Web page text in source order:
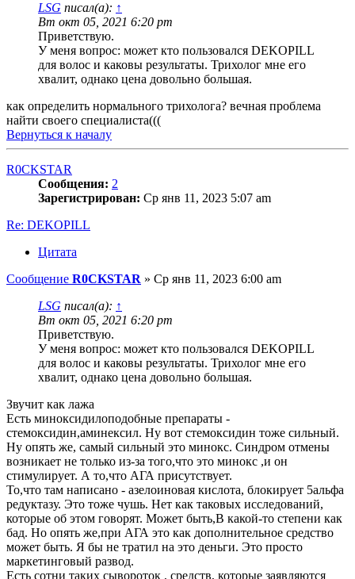
LSG писал(а): ↑
Вт окт 05, 2021 6:20 pm
Приветствую.
У меня вопрос: может кто пользовался DEKOPILL
для волос и каковы результаты. Трихолог мне его
хвалит, однако цена довольно большая.
как определить нормального трихолога? вечная проблема
найти своего специалиста(((
Вернуться к началу
R0CKSTAR
Сообщения: 2
Зарегистрирован: Ср янв 11, 2023 5:07 am
Re: DEKOPILL
Цитата
Сообщение R0CKSTAR » Ср янв 11, 2023 6:00 am
LSG писал(а): ↑
Вт окт 05, 2021 6:20 pm
Приветствую.
У меня вопрос: может кто пользовался DEKOPILL
для волос и каковы результаты. Трихолог мне его
хвалит, однако цена довольно большая.
Звучит как лажа
Есть миноксидилоподобные препараты -
стемоксидин,аминексил. Ну вот стемоксидин тоже сильный.
Ну опять же, самый сильный это минокс. Синдром отмены
возникает не только из-за того,что это минокс ,и он
стимулирует. А то,что АГА присутствует.
То,что там написано - азелоиновая кислота, блокирует 5альфа
редуктазу. Это тоже чушь. Нет как таковых исследований,
которые об этом говорят. Может быть,В какой-то степени как
бад. Но опять же,при АГА это как дополнительное средство
может быть. Я бы не тратил на это деньги. Это просто
маркетинговый развод.
Есть сотни таких сывороток , средств, которые заявляются